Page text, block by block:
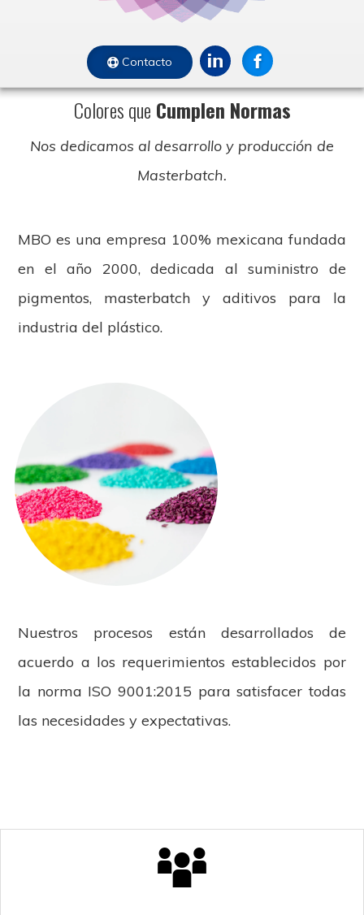
Contacto
Colores que Cumplen Normas
Nos dedicamos al desarrollo y producción de
Masterbatch.
MBO es una empresa 100% mexicana fundada
en el año 2000, dedicada al suministro de
pigmentos, masterbatch y aditivos para la
industria del plástico.
Nuestros procesos están desarrollados de
acuerdo a los requerimientos establecidos por
la norma ISO 9001:2015 para satisfacer todas
las necesidades y expectativas.